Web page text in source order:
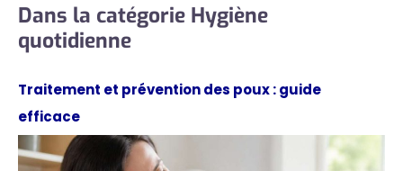
Dans la catégorie Hygiène
quotidienne
Traitement et prévention des poux : guide
efficace